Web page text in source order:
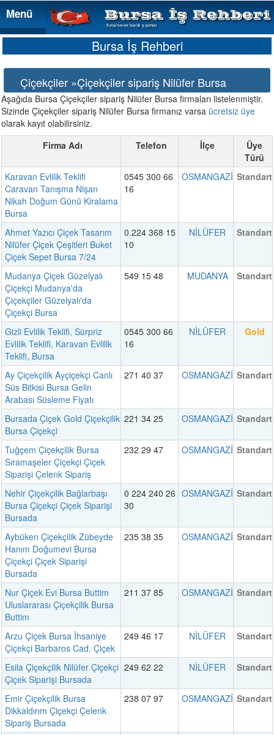
Menü
Menü
Bursa İş Rehberi
Çiçekçiler »Çiçekçiler sipariş Nilüfer Bursa
Aşağıda Bursa Çiçekçiler sipariş Nilüfer Bursa firmaları listelenmiştir.
Sizinde Çiçekçiler sipariş Nilüfer Bursa firmanız varsa ücretsiz üye
olarak kayıt olabilirsiniz.
Firma Adı
Telefon İlçe
Üye
Türü
Karavan Evlilik Teklifi
Caravan Tanışma Nişan
Nikah Doğum Günü Kiralama
Bursa
0545 300 66
16
OSMANGAZİ Standart
Ahmet Yazıcı Çiçek Tasarım
Nilüfer Çiçek Çeşitleri Buket
Çiçek Sepet Bursa 7/24
0.224 368 15
10
NİLÜFER Standart
Mudanya Çiçek Güzelyalı
Çiçekçi Mudanya'da
Çiçekçiler Güzelyalı'da
Çiçekçi Bursa
549 15 48 MUDANYA Standart
Gizli Evlilik Teklifi, Sürpriz
Evlilik Teklifi, Karavan Evlilik
Teklifi, Bursa
0545 300 66
16
NİLÜFER Gold
Ay Çiçekçilik Ayçiçekçi Canlı
Süs Bitkisi Bursa Gelin
Arabası Süsleme Fiyatı
271 40 37 OSMANGAZİ Standart
Bursada Çiçek Gold Çiçekçilik
Bursa Çiçekçi
221 34 25 OSMANGAZİ Standart
Tuğçem Çiçekçilik Bursa
Sıramaşeler Çiçekçi Çiçek
Siparişi Çelenk Sipariş
232 29 47 OSMANGAZİ Standart
Nehir Çiçekçilik Bağlarbaşı
Bursa Çiçekçi Çiçek Siparişi
Bursada
0 224 240 26
30
OSMANGAZİ Standart
Aybüken Çiçekçilik Zübeyde
Hanım Doğumevi Bursa
Çiçekçi Çiçek Siparişi
Bursada
235 38 35 OSMANGAZİ Standart
Nur Çiçek Evi Bursa Buttim
Uluslararası Çiçekçilik Bursa
Buttim
211 37 85 OSMANGAZİ Standart
Arzu Çiçek Bursa İhsaniye
Çiçekçi Barbaros Cad. Çiçek
249 46 17 NİLÜFER Standart
Esila Çiçekçilik Nilüfer Çiçekçi
Çiçek Siparişi Bursada
249 62 22 NİLÜFER Standart
Emir Çiçekçilik Bursa
Dikkaldırım Çiçekçi Çelenk
Sipariş Bursada
238 07 97 OSMANGAZİ Standart